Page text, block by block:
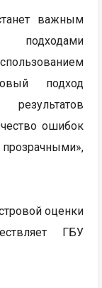
важным
подход
ошибок
прозрачными»,
оценки
ГБУ